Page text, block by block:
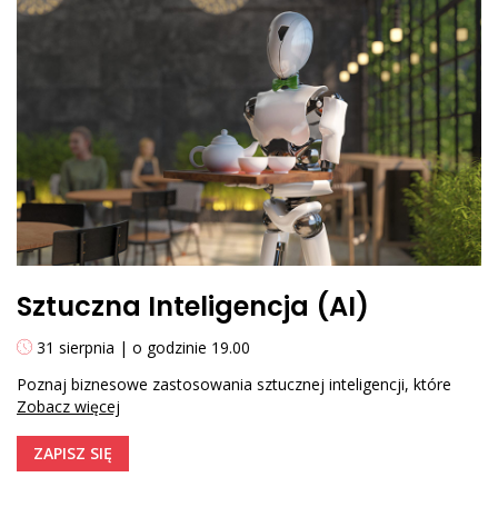
Jak inwestować tematycznie na swoim koncie na
Sztuczna Inteligencja (AI)
31 sierpnia | o godzinie 19.00
Poznaj biznesowe zastosowania sztucznej inteligencji, które
rewolucjonizują branże. Dowiedz się, jak zacząć inwestować w
AI!
PROGRAM:
Zobacz więcej
ZAPISZ SIĘ